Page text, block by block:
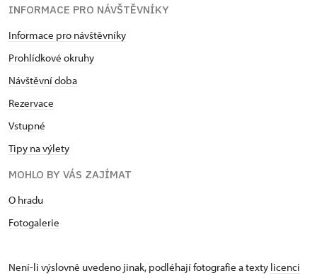
INFORMACE PRO NÁVŠTĚVNÍKY
Informace pro návštěvníky
Prohlídkové okruhy
Návštěvní doba
Rezervace
Vstupné
Tipy na výlety
MOHLO BY VÁS ZAJÍMAT
O hradu
Fotogalerie
Není-li výslovně uvedeno jinak, podléhají fotografie a texty licenci